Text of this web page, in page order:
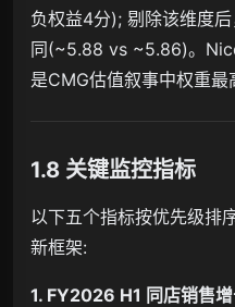
负权益4分); 剔除该维度
同(~5.88 vs ~5.86)。
是CMG估值叙事中权重最
1.8 关键监控指标
以下五个指标按优先级排
新框架:
1. FY2026 H1 同店销售